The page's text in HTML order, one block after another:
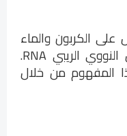
على الكربون والماء
والحمض النووي DNA والحمض النووي الريبي RNA.
المفهوم من خلال